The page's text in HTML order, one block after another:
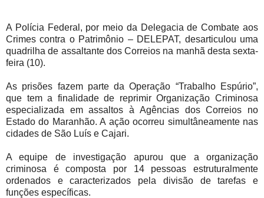
A Polícia Federal, por meio da Delegacia de Combate aos
Crimes contra o Patrimônio – DELEPAT, desarticulou uma
quadrilha de assaltante dos Correios na manhã desta sexta-
feira (10).
As prisões fazem parte da Operação “Trabalho Espúrio”,
que tem a finalidade de reprimir Organização Criminosa
especializada em assaltos à Agências dos Correios no
Estado do Maranhão. A ação ocorreu simultâneamente nas
cidades de São Luís e Cajari.
A equipe de investigação apurou que a organização
criminosa é composta por 14 pessoas estruturalmente
ordenados e caracterizados pela divisão de tarefas e
funções específicas.